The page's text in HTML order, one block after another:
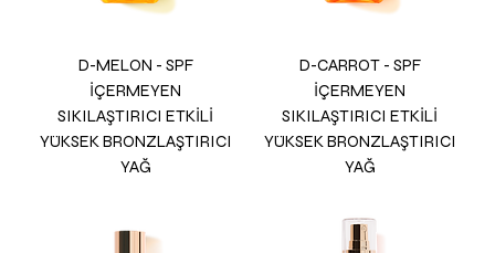
D-MELON - SPF
İÇERMEYEN
SIKILAŞTIRICI ETKİLİ
YÜKSEK BRONZLAŞTIRICI
YAĞ
D-CARROT - SPF
İÇERMEYEN
SIKILAŞTIRICI ETKİLİ
YÜKSEK BRONZLAŞTIRICI
YAĞ